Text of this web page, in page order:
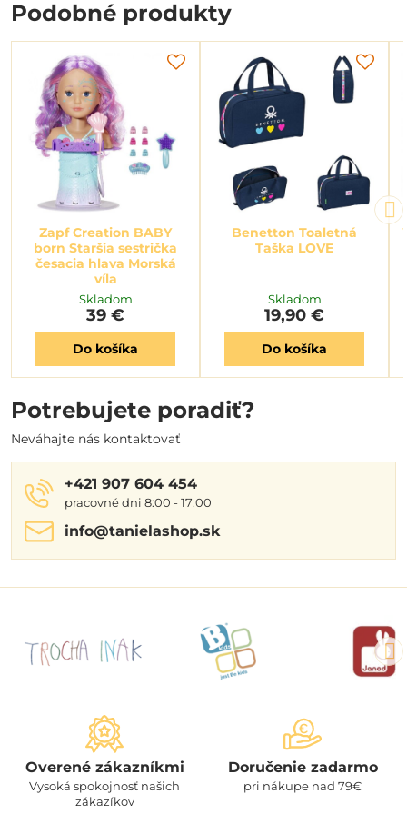
Podobné produkty
Zapf Creation BABY
born Staršia sestrička
česacia hlava Morská
víla
Skladom
39 €
Do košíka
Benetton Toaletná
Taška LOVE
Skladom
19,90 €
Do košíka
Potrebujete poradiť?
Neváhajte nás kontaktovať
+421 907 604 454
pracovné dni 8:00 - 17:00
info​@tanielashop​.sk
Overené zákazníkmi
Vysoká spokojnosť našich
zákazíkov
Doručenie zadarmo
pri nákupe nad 79€